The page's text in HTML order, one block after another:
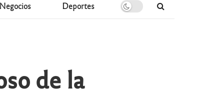
Deportes
de la